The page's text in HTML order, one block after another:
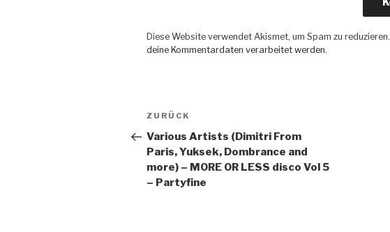
Diese Website verwendet Akismet, um Spam zu reduzieren.
deine Kommentardaten verarbeitet werden.
Beitragsnavigation
Vorheriger
Beitrag
ZURÜCK
Various Artists (Dimitri From
Paris, Yuksek, Dombrance and
more) – MORE OR LESS disco Vol 5
– Partyfine